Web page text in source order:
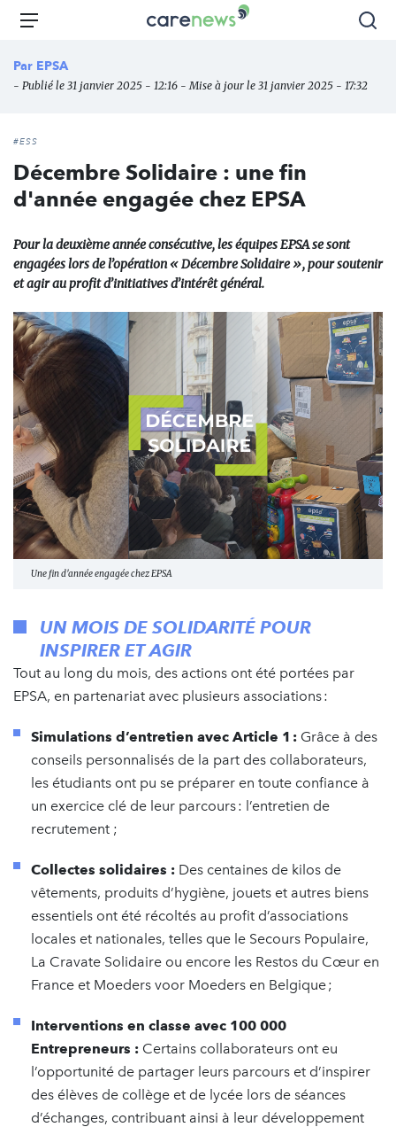
Aller
principal
Carenews,
des
Menu
Par EPSA
- Publié le 31 janvier 2025 - 12:16 - Mise à jour le 31 janvier 2025 - 17:32
#ESS
Décembre Solidaire : une fin
d'année engagée chez EPSA
Pour la deuxième année consécutive, les équipes EPSA se sont
engagées lors de l’opération « Décembre Solidaire », pour soutenir
et agir au profit d’initiatives d’intérêt général.
Une fin d'année engagée chez EPSA
UN MOIS DE SOLIDARITÉ POUR
INSPIRER ET AGIR
Tout au long du mois, des actions ont été portées par
EPSA, en partenariat avec plusieurs associations :
Simulations d’entretien avec Article 1 : Grâce à des
conseils personnalisés de la part des collaborateurs,
les étudiants ont pu se préparer en toute confiance à
un exercice clé de leur parcours : l’entretien de
recrutement ;
Collectes solidaires : Des centaines de kilos de
vêtements, produits d’hygiène, jouets et autres biens
essentiels ont été récoltés au profit d’associations
locales et nationales, telles que le Secours Populaire,
La Cravate Solidaire ou encore les Restos du Cœur en
France et Moeders voor Moeders en Belgique ;
Interventions en classe avec 100 000
Entrepreneurs : Certains collaborateurs ont eu
l’opportunité de partager leurs parcours et d’inspirer
des élèves de collège et de lycée lors de séances
d’échanges, contribuant ainsi à leur développement